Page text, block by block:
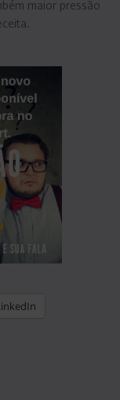
maior pressão